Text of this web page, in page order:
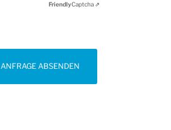
FriendlyCaptcha ⇗
ANFRAGE ABSENDEN